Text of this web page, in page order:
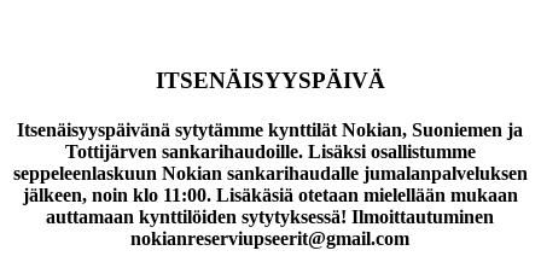
ITSENÄISYYSPÄIVÄ
Itsenäisyyspäivänä sytytämme kynttilät Nokian, Suoniemen ja
Tottijärven sankarihaudoille. Lisäksi osallistumme
seppeleenlaskuun Nokian sankarihaudalle jumalanpalveluksen
jälkeen, noin klo 11:00. Lisäkäsiä otetaan mielellään mukaan
auttamaan kynttilöiden sytytyksessä! Ilmoittautuminen
nokianreserviupseerit@gmail.com